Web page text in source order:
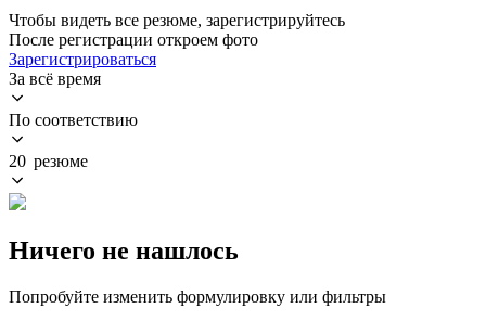
Чтобы видеть все резюме, зарегистрируйтесь
После регистрации откроем фото
Зарегистрироваться
За всё время
По соответствию
20 резюме
Ничего не нашлось
Попробуйте изменить формулировку или фильтры